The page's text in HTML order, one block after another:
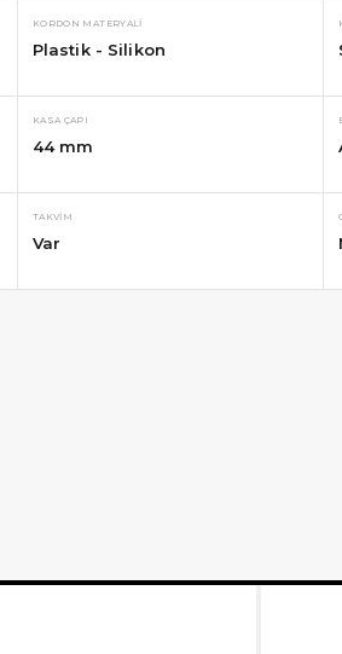
KORDON MATERYALI
Plastik - Silikon
KASA ÇAPI
44 mm
TAKVIM
Var